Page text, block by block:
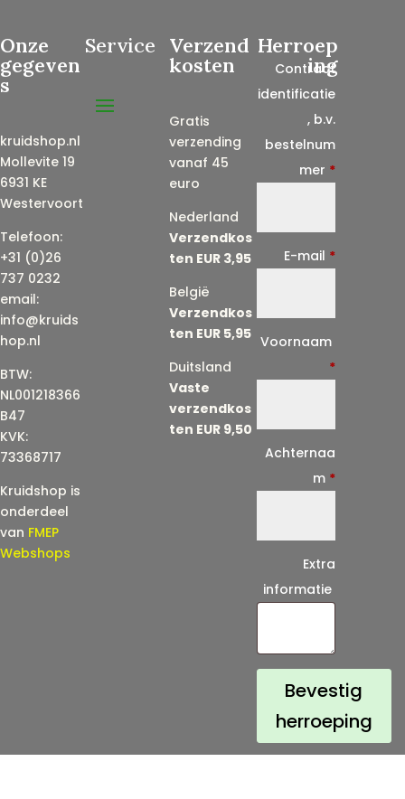
Onze
gegeven
s
kruidshop.nl
Mollevite 19
6931 KE
Westervoort
Telefoon:
+31 (0)26
737 0232
email:
info@kruids
hop.nl
BTW:
NL001218366
B47
KVK:
73368717
Kruidshop is
onderdeel
van FMEP
Webshops
Service Verzend
kosten
Gratis
verzending
vanaf 45
euro
Nederland
Verzendkos
ten EUR 3,95
België
Verzendkos
ten EUR 5,95
Duitsland
Vaste
verzendkos
ten EUR 9,50
Herroep
ing
Contract
identificatie
, b.v.
bestelnum
mer *
E-mail *
l
)
*
Voornaam
*
Achternaa
m *
Extra
informatie
Bevestig
herroeping